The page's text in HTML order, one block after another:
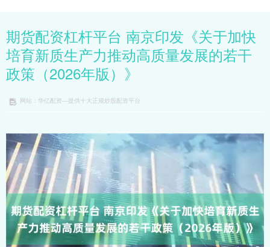
期货配资杠杆平台 南京印发《关于加快
培育新质生产力推动高质量发展的若干
政策（2026年版）》
网站：华亿配资—提供十大正规炒股配资平台